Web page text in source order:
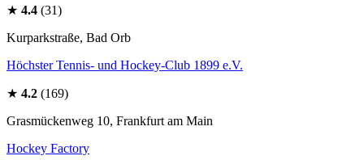
★ 4.4 (31)
Kurparkstraße, Bad Orb
Höchster Tennis- und Hockey-Club 1899 e.V.
★ 4.2 (169)
Grasmückenweg 10, Frankfurt am Main
Hockey Factory